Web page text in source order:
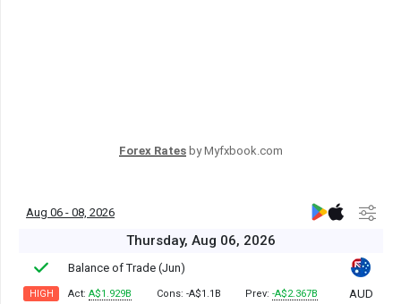
Forex Rates by Myfxbook.com